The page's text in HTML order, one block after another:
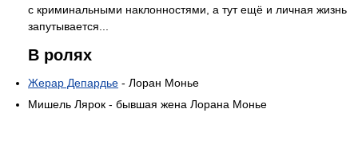
с криминальными наклонностями, а тут ещё и личная жизнь
запутывается...
В ролях
Жерар Депардье - Лоран Монье
Мишель Лярок - бывшая жена Лорана Монье